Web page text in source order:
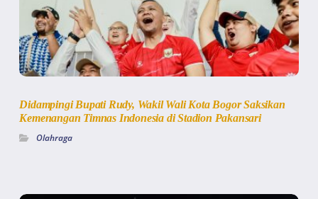
Didampingi Bupati Rudy, Wakil Wali Kota Bogor Saksikan
Kemenangan Timnas Indonesia di Stadion Pakansari
Olahraga